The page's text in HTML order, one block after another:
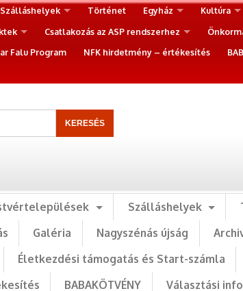
Szálláshelyek Történet Egyház Kultúra
Csatlakozás az ASP rendszerhez
Falu Program NFK hirdetmény – értékesítés
Szálláshelyek
Galéria Nagyszénás újság
Életkezdési támogatás és Start-számla
BABAKÖTVÉNY Választási